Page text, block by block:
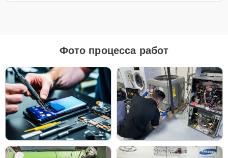
долгого срока службы рекомендуется
использовать оригинальные запчасти, особенно
если устройство используется регулярно.
В случае если планируется замена вытяжки в
ближайшем будущем или требуется более
экономичное решение, качественные аналоги
могут стать оптимальным выбором.
Независимо от выбранного варианта, все используемые
комплектующие проходят строгий контроль качества, что
гарантирует долговечность и стабильную работу устройства
после ремонта.
Фото процесса работ